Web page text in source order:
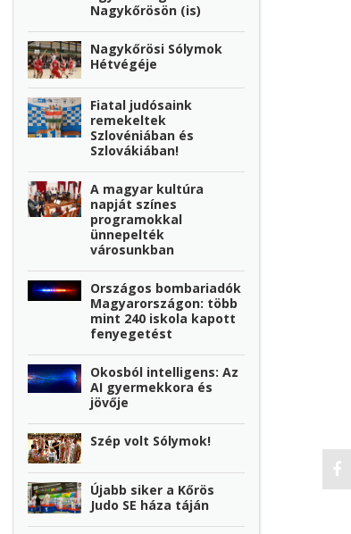
Nagykőrösön (is)
Nagykőrösi Sólymok
Hétvégéje
Fiatal judósaink
remekeltek
Szlovéniában és
Szlovákiában!
A magyar kultúra
napját színes
programokkal
ünnepelték
városunkban
Országos bombariadók
Magyarországon: több
mint 240 iskola kapott
fenyegetést
Okosból intelligens: Az
AI gyermekkora és
jövője
Szép volt Sólymok!
Újabb siker a Kőrös
Judo SE háza táján